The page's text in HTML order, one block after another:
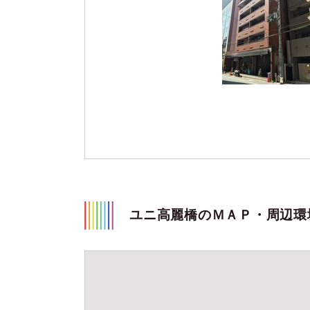
ユニ高麗橋のＭＡＰ・周辺環